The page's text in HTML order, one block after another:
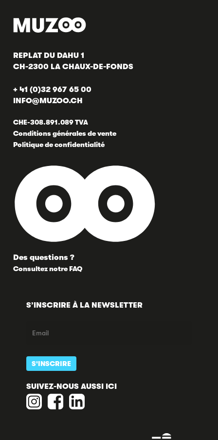
REPLAT DU DAHU 1
CH-2300 LA CHAUX-DE-FONDS
+ 41 (0)32 967 65 00
INFO@MUZOO.CH
CHE-308.891.089 TVA
Conditions générales de vente
Politique de confidentialité
Des questions ?
Consultez notre FAQ
S’INSCRIRE À LA NEWSLETTER
SUIVEZ-NOUS AUSSI ICI